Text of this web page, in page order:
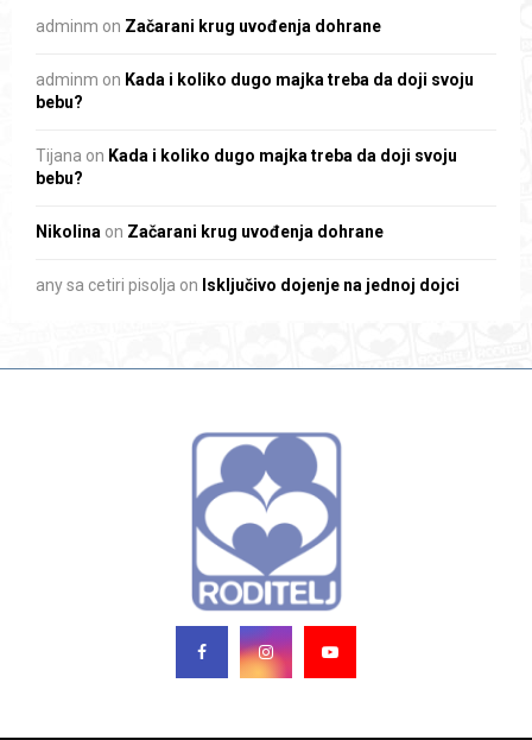
adminm on Začarani krug uvođenja dohrane
adminm on Kada i koliko dugo majka treba da doji svoju
bebu?
Tijana on Kada i koliko dugo majka treba da doji svoju
bebu?
Nikolina on Začarani krug uvođenja dohrane
any sa cetiri pisolja on Isključivo dojenje na jednoj dojci